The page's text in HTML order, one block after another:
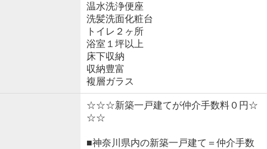
温水洗浄便座
洗髪洗面化粧台
トイレ２ヶ所
浴室１坪以上
床下収納
収納豊富
複層ガラス
☆☆☆新築一戸建てが仲介手数料０円☆
☆☆
■神奈川県内の新築一戸建て＝仲介手数